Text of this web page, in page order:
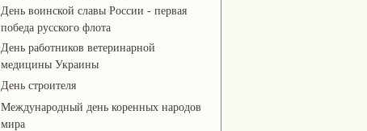
День воинской славы России - первая
победа русского флота
День работников ветеринарной
медицины Украины
День строителя
Международный день коренных народов
мира